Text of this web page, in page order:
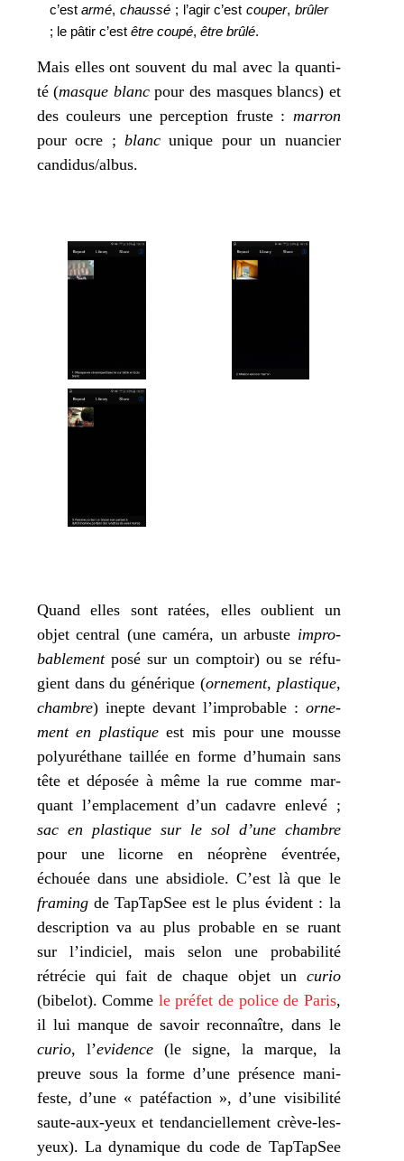
c’estarmé, chaus­sé ; l’a­gir c’est cou­per, brû­ler
; le pâtir c’estêtre cou­pé, être brû­lé.
Mais elles ont sou­vent du mal avec la quan­ti­
té (masque blancpour des masques blancs) et
des cou­leurs une per­cep­tion fruste : mar­ron
pour ocre ; blanc unique pour un nuan­cier
candidus/albus.
Quand elles sont ratées, elles oublient un
objet cen­tral (une camé­ra, un arbuste impro­
ba­ble­mentposé sur un comp­toir) ou se réfu­
gient dans du géné­rique (orne­ment, plas­tique,
chambre) inepte devant l’im­pro­bable : orne­
ment en plas­tiqueest mis pour une mousse
poly­uré­thane taillée en forme d’hu­main sans
tête et dépo­sée à même la rue comme mar­
quant l’emplacement d’un cadavre enle­vé ;
sac en plas­tique sur le sol d’une chambre
pour une licorne en néo­prène éven­trée,
échouée dans une absi­diole. C’est là que le
fra­mingde TapTapSee est le plus évident : la
des­crip­tion va au plus pro­bable en se ruant
sur l’in­di­ciel, mais selon une pro­ba­bi­li­té
rétré­cie qui fait de chaque objet un curio
(bibe­lot). Comme le pré­fet de police de Paris,
il lui manque de savoir recon­naître, dans le
curio, l’evi­dence(le signe, la marque, la
preuve sous la forme d’une pré­sence mani­
feste, d’une « paté­fac­tion », d’une visi­bi­li­té
saute-aux-yeux et ten­dan­ciel­le­ment crève-les-
yeux). La dyna­mique du code de TapTapSee